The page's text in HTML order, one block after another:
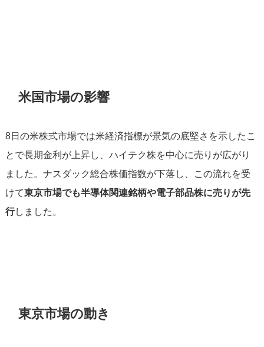
米国市場の影響
8日の米株式市場では米経済指標が景気の底堅さを示したこ
とで長期金利が上昇し、ハイテク株を中心に売りが広がり
ました。ナスダック総合株価指数が下落し、この流れを受
けて東京市場でも半導体関連銘柄や電子部品株に売りが先
行しました。
東京市場の動き